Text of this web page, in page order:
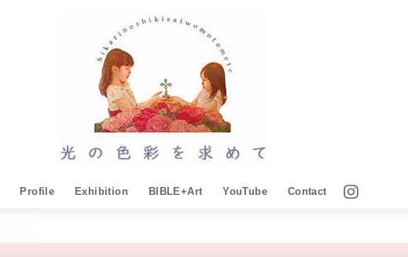
Profile Exhibition BIBLE+Art YouTube Contact